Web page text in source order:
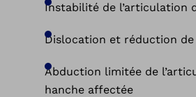
Instabilité de l’articulation
Dislocation et réduction
Abduction limitée de
hanche affectée